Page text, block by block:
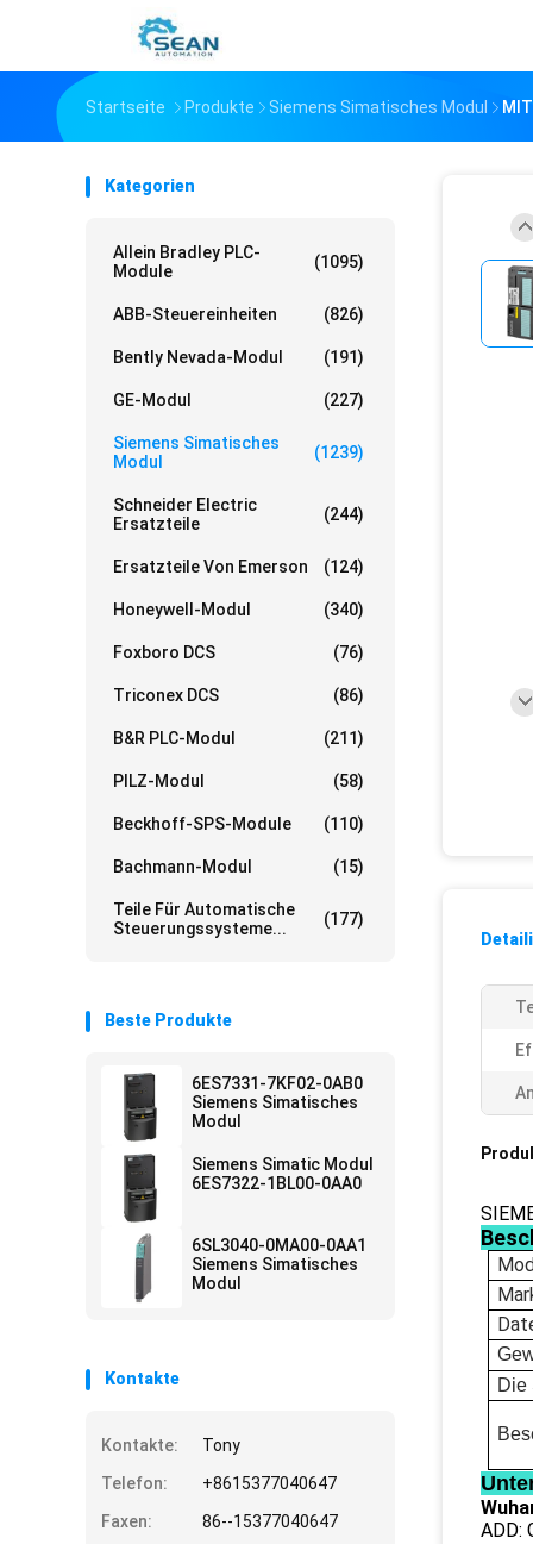
Startseite Produkte Siemens Simatisches Modul
Kategorien
Allein Bradley PLC-
Module
(1095)
ABB-Steuereinheiten (826)
Bently Nevada-Modul (191)
GE-Modul (227)
Siemens Simatisches
Modul
(1239)
Schneider Electric
Ersatzteile
(244)
Ersatzteile Von Emerson (124)
Honeywell-Modul (340)
Foxboro DCS (76)
Triconex DCS (86)
B&R PLC-Modul (211)
PILZ-Modul (58)
Beckhoff-SPS-Module (110)
Bachmann-Modul (15)
Teile Für Automatische
Steuerungssysteme...
(177)
Beste Produkte
6ES7331-7KF02-0AB0
Siemens Simatisches
Modul
Siemens Simatic Modul
6ES7322-1BL00-0AA0
6SL3040-0MA00-0AA1
Siemens Simatisches
Modul
Kontakte
Kontakte:
Tony
Telefon:
+8615377040647
Faxen:
86--15377040647
Die
ADD: